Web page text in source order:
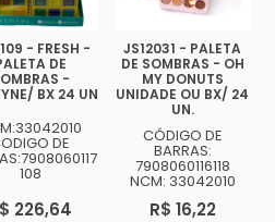
- FRESH -
DE
-
BX 24 UN
DE
108
226,64
JS12031 - PALETA
DE SOMBRAS - OH
MY DONUTS
UNIDADE OU BX/ 24
UN.
CÓDIGO DE
BARRAS:
7908060116118
NCM: 33042010
R$ 16,22